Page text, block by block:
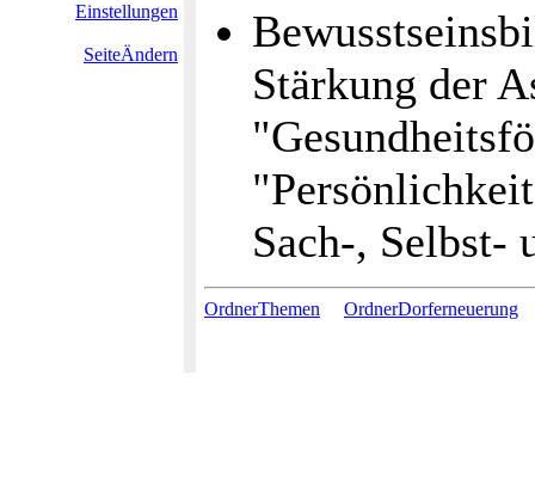
Einstellungen
SeiteÄndern
Stärkung der
Sach-, Selbst-
OrdnerThemen OrdnerDorferneuerung